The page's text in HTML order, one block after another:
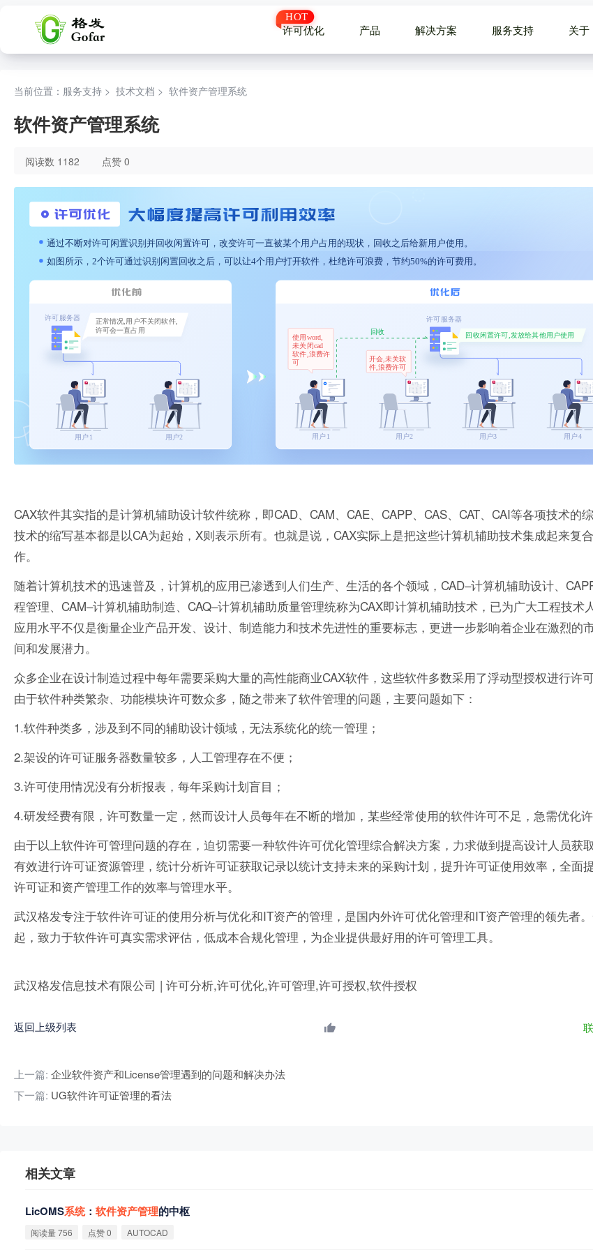
许可优化 产品 解决方案 服务支持 关于
当前位置：服务支持 > 技术文档 > 软件资产管理系统
软件资产管理系统
阅读数 1182 点赞 0
CAX软件其实指的是计算机辅助设计软件统称，即CAD、CAM、CAE、CAPP、CAS、CAT、CAI等各项技术的
技术的缩写基本都是以CA为起始，X则表示所有。也就是说，CAX实际上是把这些计算机辅助技术集成起来复
作。
随着计算机技术的迅速普及，计算机的应用已渗透到人们生产、生活的各个领域，CAD–计算机辅助设计、
程管理、CAM–计算机辅助制造、CAQ–计算机辅助质量管理统称为CAX即计算机辅助技术，已为广大工程技术
应用水平不仅是衡量企业产品开发、设计、制造能力和技术先进性的重要标志，更进一步影响着企业在激烈的
间和发展潜力。
众多企业在设计制造过程中每年需要采购大量的高性能商业CAX软件，这些软件多数采用了浮动型授权进行许
由于软件种类繁杂、功能模块许可数众多，随之带来了软件管理的问题，主要问题如下：
1.软件种类多，涉及到不同的辅助设计领域，无法系统化的统一管理；
2.架设的许可证服务器数量较多，人工管理存在不便；
3.许可使用情况没有分析报表，每年采购计划盲目；
4.研发经费有限，许可数量一定，然而设计人员每年在不断的增加，某些经常使用的软件许可不足，急需优化许
由于以上软件许可管理问题的存在，迫切需要一种软件许可优化管理综合解决方案，力求做到提高设计人员获
有效进行许可证资源管理，统计分析许可证获取记录以统计支持未来的采购计划，提升许可证使用效率，全面
许可证和资产管理工作的效率与管理水平。
武汉格发专注于软件许可证的使用分析与优化和IT资产的管理，是国内外许可优化管理和IT资产管理的领先者
起，致力于软件许可真实需求评估，低成本合规化管理，为企业提供最好用的许可管理工具。
武汉格发信息技术有限公司 | 许可分析,许可优化,许可管理,许可授权,软件授权
返回上级列表
上一篇: 企业软件资产和License管理遇到的问题和解决办法
下一篇: UG软件许可证管理的看法
相关文章
LicOMS系统： 软件资产管理的中枢
阅读量 756 点赞 0 AUTOCAD